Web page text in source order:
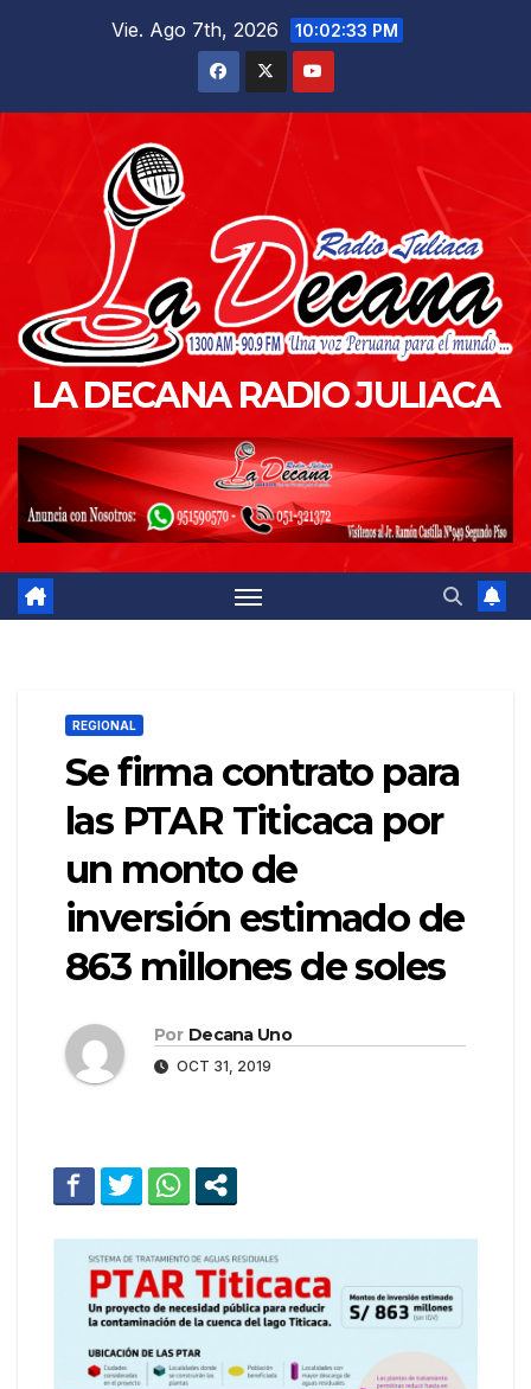
Vie. Ago 7th, 2026 10:02:34 PM
LA DECANA RADIO JULIACA
REGIONAL
Se firma contrato para
las PTAR Titicaca por
un monto de
inversión estimado de
863 millones de soles
Por Decana Uno
OCT 31, 2019